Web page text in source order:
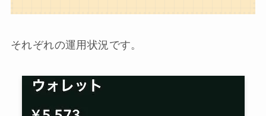
それぞれの運用状況です。